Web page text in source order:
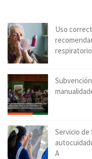
Uso
Servicio de
A